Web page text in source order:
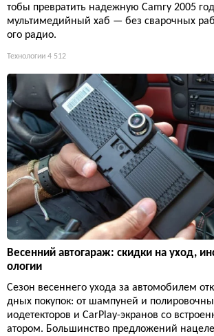
тобы превратить надежную Camry 2005
мультимедийный хаб — без сварочных
ого радио.
Технологии 4 512
Весенний автогараж: скидки на уход,
ологии
Сезон весеннего ухода за автомобилем
дных покупок: от шампуней и
иодетекторов и CarPlay-экранов со
атором. Большинство предложений